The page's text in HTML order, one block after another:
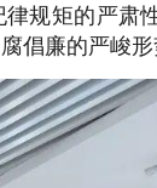
规矩的严肃
倡廉的严峻